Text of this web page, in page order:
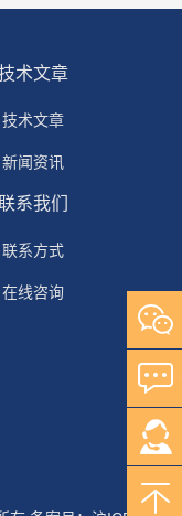
术文章
技术文章
新闻资讯
系我们
联系方式
在线咨询